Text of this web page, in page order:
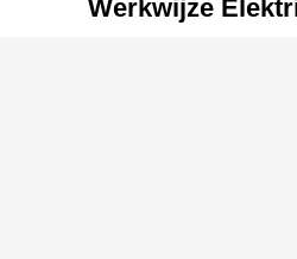
Werkwijze